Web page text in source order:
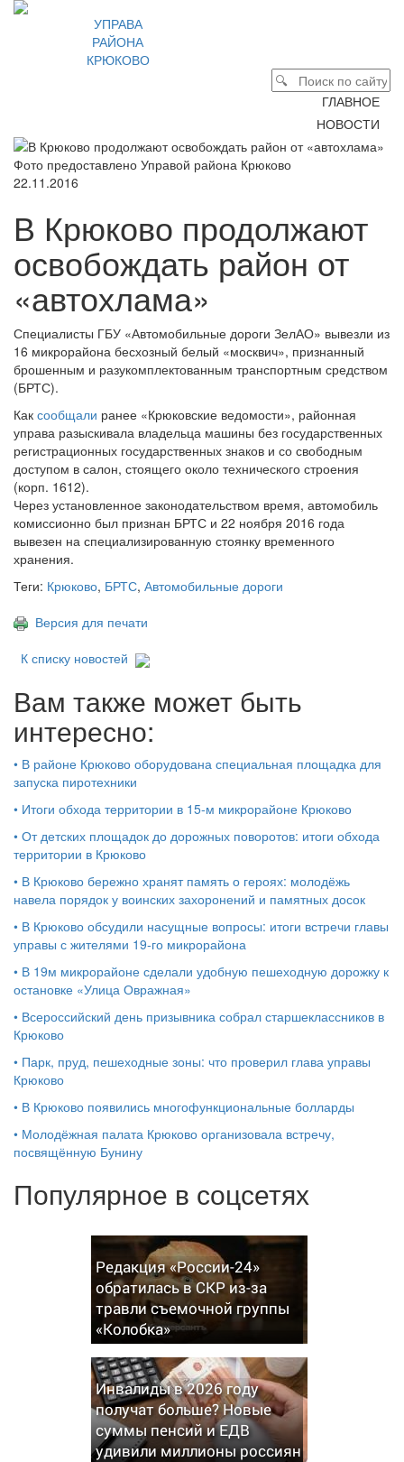
УПРАВА
РАЙОНА
КРЮКОВО
ГЛАВНОЕ
НОВОСТИ
Фото предоставлено Управой района Крюково
22.11.2016
В Крюково продолжают
освобождать район от
«автохлама»
Специалисты ГБУ «Автомобильные дороги ЗелАО» вывезли из
16 микрорайона бесхозный белый «москвич», признанный
брошенным и разукомплектованным транспортным средством
(БРТС).
Как сообщали ранее «Крюковские ведомости», районная
управа разыскивала владельца машины без государственных
регистрационных государственных знаков и со свободным
доступом в салон, стоящего около технического строения
(корп. 1612).
Через установленное законодательством время, автомобиль
комиссионно был признан БРТС и 22 ноября 2016 года
вывезен на специализированную стоянку временного
хранения.
Теги: Крюково, БРТС, Автомобильные дороги
Версия для печати
К списку новостей
Вам также может быть
интересно:
• В районе Крюково оборудована специальная площадка для
запуска пиротехники
• Итоги обхода территории в 15‑м микрорайоне Крюково
• От детских площадок до дорожных поворотов: итоги обхода
территории в Крюково
• В Крюково бережно хранят память о героях: молодёжь
навела порядок у воинских захоронений и памятных досок
• В Крюково обсудили насущные вопросы: итоги встречи главы
управы с жителями 19‑го микрорайона
• В 19м микрорайоне сделали удобную пешеходную дорожку к
остановке «Улица Овражная»
• Всероссийский день призывника собрал старшеклассников в
Крюково
• Парк, пруд, пешеходные зоны: что проверил глава управы
Крюково
• В Крюково появились многофункциональные болларды
• Молодёжная палата Крюково организовала встречу,
посвящённую Бунину
Популярное в соцсетях
Редакция «России-24»
обратилась в СКР из-за
травли съемочной группы
«Колобка»
Инвалиды в 2026 году
получат больше? Новые
суммы пенсий и ЕДВ
удивили миллионы россиян